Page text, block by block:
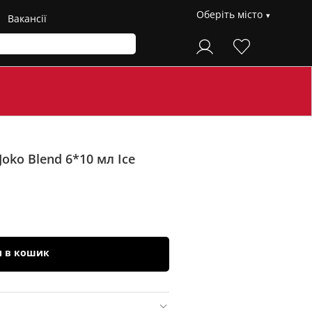
Вакансії Оберіть місто
Blend 6*10 мл Ice
в кошик